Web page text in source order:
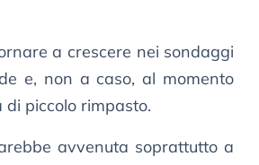
a crescere nei sondaggi
e, non a caso, al momento
piccolo rimpasto.
avvenuta soprattutto a